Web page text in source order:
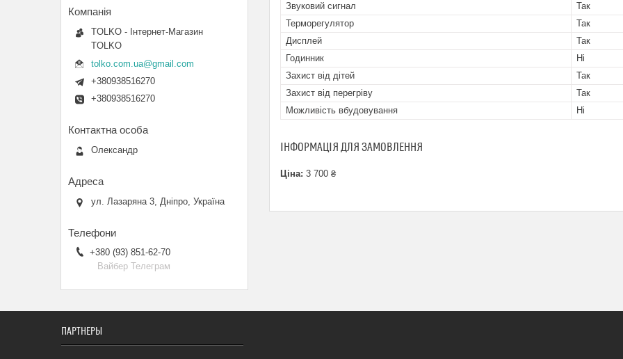
Звуковий сигнал
Так
Терморегулятор
Так
Дисплей
Так
Годинник
Ні
Захист від дітей
Так
Захист від перегріву
Так
Можливість вбудовування
Ні
ІНФОРМАЦІЯ ДЛЯ ЗАМОВЛЕННЯ
Ціна: 3 700 ₴
TOLKO - Інтернет-Магазин
TOLKO
tolko.com.ua@gmail.com
+380938516270
+380938516270
Олександр
ул. Лазаряна 3, Дніпро, Україна
+380 (93) 851-62-70
Вайбер Телеграм
ПАРТНЕРЫ